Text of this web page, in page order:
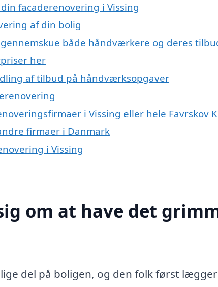
facaderenovering i Vissing
af din bolig
både håndværkere og deres
her
af tilbud på håndværksopgaver
i Vissing eller hele Favrskov
firmaer i Danmark
i Vissing
om at have det
del på boligen, og den folk først